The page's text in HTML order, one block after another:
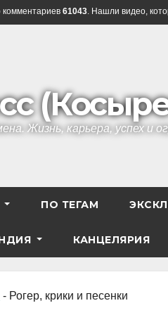
комментариев 61043. Нашли видео,
Жизнь, карьера, успех
ПО ТЕГАМ
КАНЦЕЛЯРИЯ
- Рогер, крики и песенки